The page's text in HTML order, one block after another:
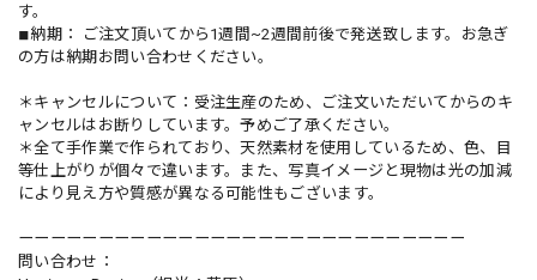
す。
◾︎納期： ご注文頂いてから1週間~2週間前後で発送致します。お急ぎ
の方は納期お問い合わせください。
＊キャンセルについて：受注生産のため、ご注文いただいてからのキ
ャンセルはお断りしています。予めご了承ください。
＊全て手作業で作られており、天然素材を使用しているため、色、目
等仕上がりが個々で違います。また、写真イメージと現物は光の加減
により見え方や質感が異なる可能性もございます。
ーーーーーーーーーーーーーーーーーーーーーーーーーーーー
問い合わせ：